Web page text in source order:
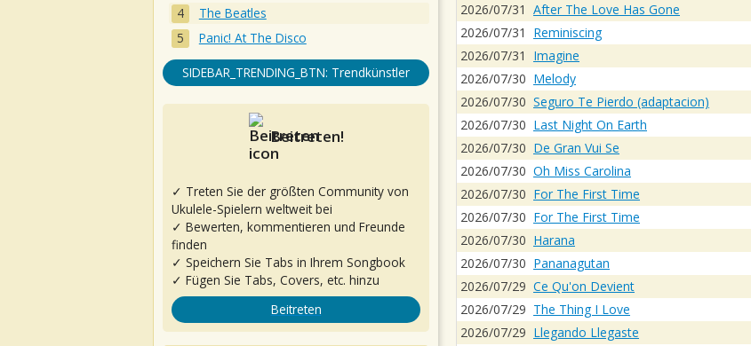
2026/07/31 After The Love Has Gone
2026/07/31 Reminiscing
2026/07/31 Imagine
2026/07/30 Melody
2026/07/30 Seguro Te Pierdo (adaptacion)
2026/07/30 Last Night On Earth
2026/07/30 De Gran Vui Se
2026/07/30 Oh Miss Carolina
2026/07/30 For The First Time
2026/07/30 For The First Time
2026/07/30 Harana
2026/07/30 Pananagutan
2026/07/29 Ce Qu'on Devient
2026/07/29 The Thing I Love
2026/07/29 Llegando Llegaste
The Beatles
Panic! At The Disco
SIDEBAR_TRENDING_BTN: Trendkünstler
Beitreten!
✓ Treten Sie der größten Community von
Ukulele-Spielern weltweit bei
✓ Bewerten, kommentieren und Freunde
finden
✓ Speichern Sie Tabs in Ihrem Songbook
✓ Fügen Sie Tabs, Covers, etc. hinzu
Beitreten